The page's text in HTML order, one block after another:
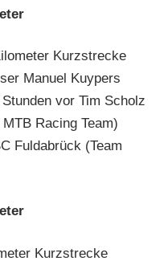
Kurzstrecke
Manuel Kuypers
vor Tim Scholz
Racing Team)
Fuldabrück (Team
Kurzstrecke